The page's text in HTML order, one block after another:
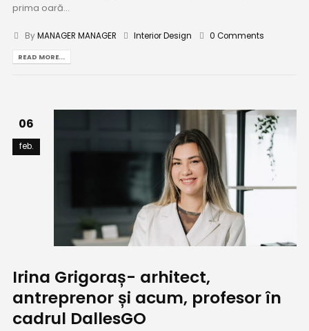
prima oară...
ByMANAGER MANAGER Interior Design 0 Comments
READ MORE...
06
feb.
Irina Grigoraș- arhitect,
antreprenor și acum, profesor în
cadrul DallesGO